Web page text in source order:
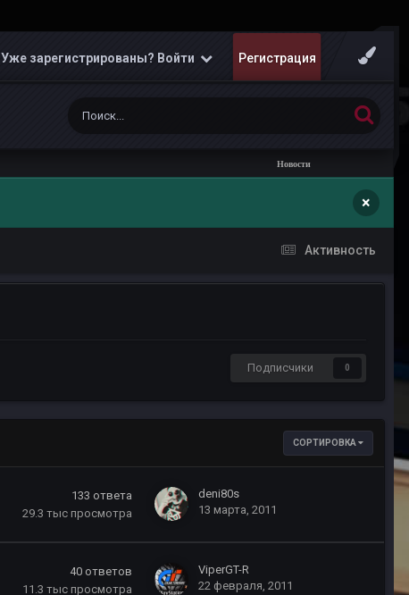
Уже зарегистрированы? Войти Регистрация
Новости
×
Активность
Подписчики 0
СОРТИРОВКА
133 ответа
29.3 тыс просмотра
deni80s
13 марта, 2011
40 ответов
11.3 тыс просмотра
ViperGT-R
22 февраля, 2011